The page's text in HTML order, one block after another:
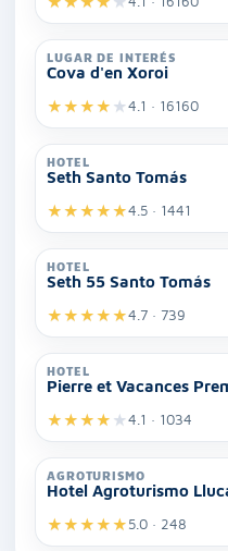
LUGAR DE INTERÉS
Cova d'en Xoroi
★★★★ ★4.1 · 16160
HOTEL
Seth Santo Tomás
★★★★★4.5 · 1441
HOTEL
Seth 55 Santo Tomás
★★★★★4.7 · 739
HOTEL
Pierre et Vacances
★★★★ ★4.1 · 1034
AGROTURISMO
Hotel Agroturismo
★★★★★5.0 · 248